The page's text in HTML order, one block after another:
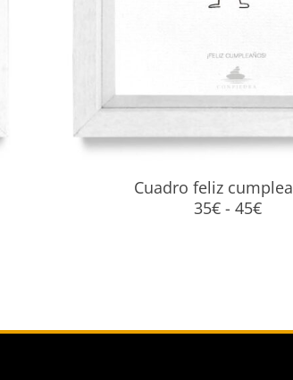
Cuadro feliz
35€ - 45€
45€